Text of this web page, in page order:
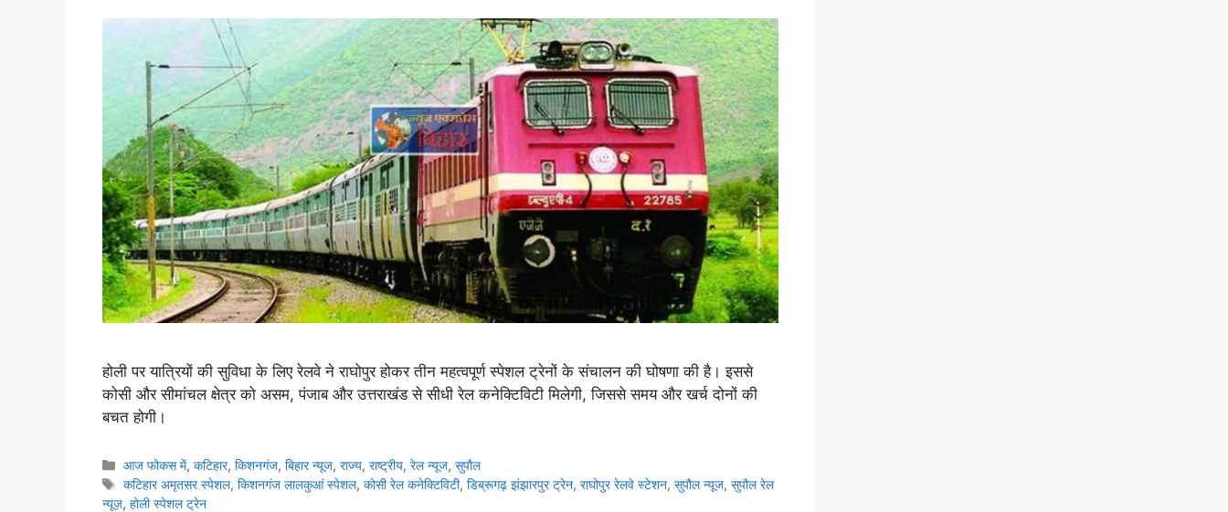
होली पर यात्रियों की सुविधा के लिए रेलवे ने राघोपुर होकर तीन महत्वपूर्ण स्पेशल ट्रेनों के संचालन की घोषणा की है। इससे
कोसी और सीमांचल क्षेत्र को असम, पंजाब और उत्तराखंड से सीधी रेल कनेक्टिविटी मिलेगी, जिससे समय और खर्च दोनों की
बचत होगी।
आज फोकस में,कटिहार,किशनगंज,बिहार न्यूज,राज्य,राष्ट्रीय,रेल न्यूज,सुपौल
कटिहार अमृतसर स्पेशल,किशनगंज लालकुआं स्पेशल,कोसी रेल कनेक्टिविटी,डिब्रूगढ़ झंझारपुर ट्रेन,राघोपुर रेलवे स्टेशन,सुपौल न्यूज,सुपौल रेल
न्यूज़, होली स्पेशल ट्रेन